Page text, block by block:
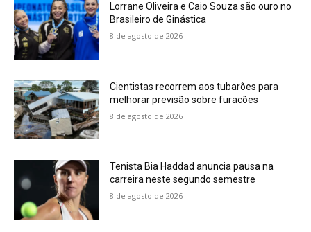
Lorrane Oliveira e Caio Souza são ouro no
Brasileiro de Ginástica
8 de agosto de 2026
Cientistas recorrem aos tubarões para
melhorar previsão sobre furacões
8 de agosto de 2026
Tenista Bia Haddad anuncia pausa na
carreira neste segundo semestre
8 de agosto de 2026